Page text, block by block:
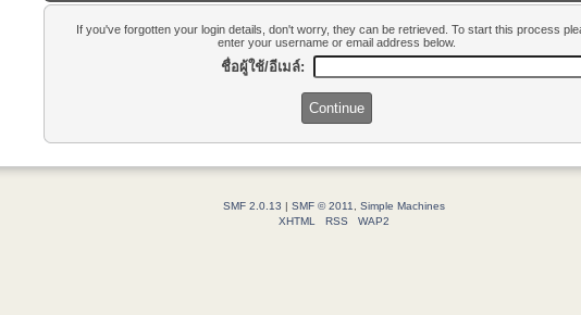
If you've forgotten your login details, don't worry, they can be retrieved. To start this process
enter your username or email address below.
ชื่อผู้ใช้/อีเมล์:
SMF 2.0.13 |SMF © 2011 ,Simple Machines
XHTML
RSS WAP2